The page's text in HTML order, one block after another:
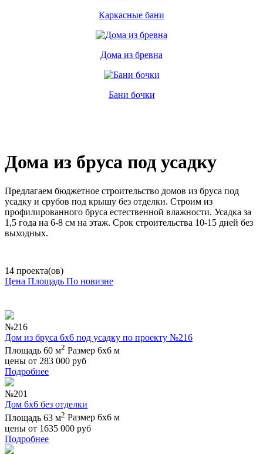
Каркасные бани
Дома из бревна
Бани бочки
Дома из бруса под усадку
Предлагаем бюджетное строительство домов из бруса под
усадку и срубов под крышу без отделки. Строим из
профилированного бруса естественной влажности. Усадка за
1,5 года на 6-8 см на этаж. Срок строительства 10-15 дней без
выходных.
14 проекта(ов)
Цена Площадь По новизне
№216
Дом из бруса 6х6 под усадку по проекту №216
Площадь 60 м2 Размер 6х6 м
цены от 283 000 руб
Подробнее
№201
Дом 6х6 без отделки
Площадь 63 м2 Размер 6х6 м
цены от 1635 000 руб
Подробнее